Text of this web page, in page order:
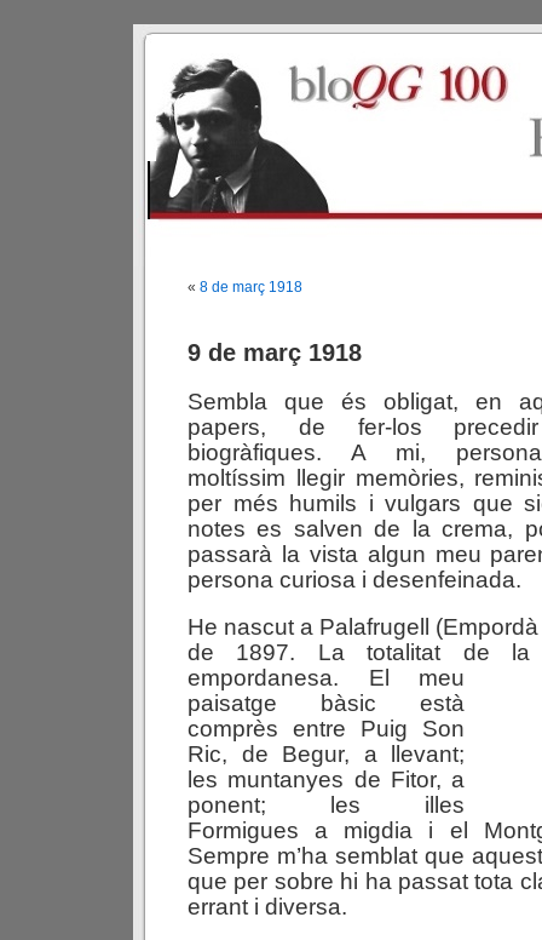
« 8 de març 1918
9 de març 1918
Sembla que és obligat, en
papers, de fer-los
biogràfiques. A mi,
moltíssim llegir memòries,
per més humils i vulgars que
notes es salven de la crema,
passarà la vista algun meu
persona curiosa i desenfeinada.
He nascut a Palafrugell
de 1897. La totalitat de la
empordanesa. El meu
paisatge bàsic està
comprès entre Puig Son
Ric, de Begur, a llevant;
les muntanyes de Fitor, a
ponent; les illes
Formigues a migdia i el
Sempre m’ha semblat que
que per sobre hi ha passat tota
errant i diversa.